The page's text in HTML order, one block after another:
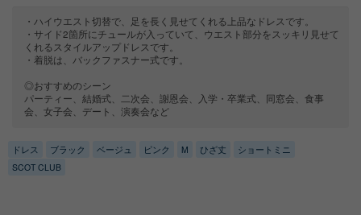
・ハイウエスト切替で、足を長く見せてくれる上品なドレスです。
・サイド2箇所にチュールが入っていて、ウエスト部分をスッキリ見せて
くれるスタイルアップドレスです。
・着脱は、バックファスナー式です。
◎おすすめのシーン
パーティー、結婚式、二次会、謝恩会、入学・卒業式、同窓会、食事
会、女子会、デート、演奏会など
ドレス ブラック ベージュ ピンク M ひざ丈
ショートミニ
SCOT CLUB